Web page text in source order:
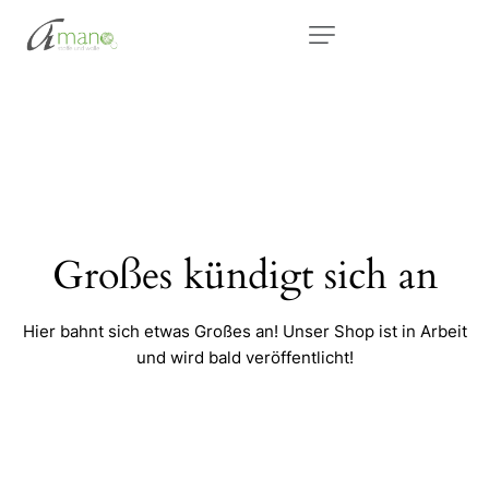
Großes kündigt sich an
Hier bahnt sich etwas Großes an! Unser Shop ist in Arbeit
und wird bald veröffentlicht!